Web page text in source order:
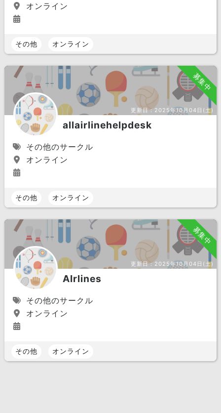
オンライン
その他 オンライン
募集中
更新日：2025年10月04日(土)
allairlinehelpdesk
その他のサークル
オンライン
その他 オンライン
募集中
更新日：2025年10月04日(土)
AIrlines
その他のサークル
オンライン
その他 オンライン